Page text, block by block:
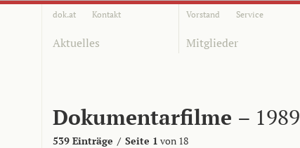
dok.at Kontakt Vorstand Service
Aktuelles Mitglieder
Dokumentarfilme – 1989
539 Einträge / Seite 1 von 18